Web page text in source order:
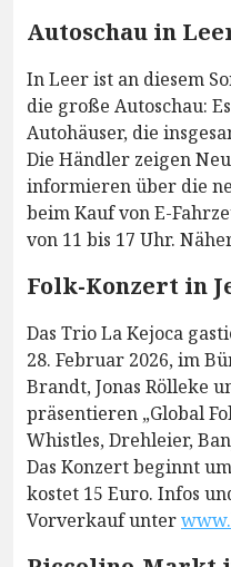
Autoschau in
In Leer ist an diesem
die große Autoschau:
Autohäuser, die
Die Händler zeigen
informieren über die
beim Kauf von E-
von 11 bis 17 Uhr.
Folk-Konzert in
Das Trio La Kejoca
28. Februar 2026, im
Brandt, Jonas Rölleke
präsentieren „Global
Whistles, Drehleier,
Das Konzert beginnt
kostet 15 Euro. Infos
Vorverkauf unter